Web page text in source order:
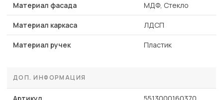
Материал фасада МДФ, Стекло
Материал каркаса ЛДСП
Материал ручек Пластик
ДОП. ИНФОРМАЦИЯ